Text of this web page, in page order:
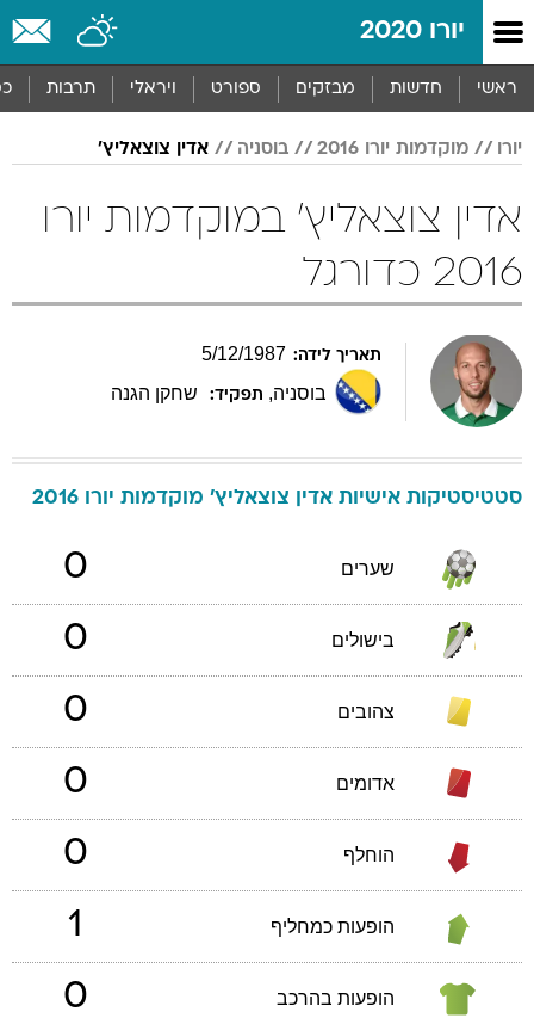
יורו 2020
ראשי חדשות מבזקים ספורט ויראלי תרבות
יורו מוקדמות יורו 2016 בוסניה אדין צוצאליץ'
אדין צוצאליץ' במוקדמות יורו
2016 כדורגל
תאריך לידה: 5/12/1987
בוסניה, תפקיד: שחקן הגנה
סטטיסטיקות אישיות אדין צוצאליץ' מוקדמות יורו 2016
שערים 0
בישולים 0
צהובים 0
אדומים 0
הוחלף 0
הופעות כמחליף 1
הופעות בהרכב 0